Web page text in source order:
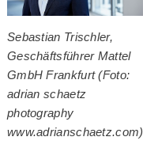
Sebastian Trischler,
Geschäftsführer Mattel
GmbH Frankfurt (Foto:
adrian schaetz
photography
www.adrianschaetz.com)